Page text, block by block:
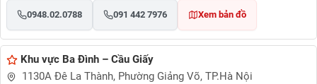
0948.02.0788 091 442 7976 Xem bản đồ
Khu vực Ba Đình – Cầu Giấy
1130A Đê La Thành, Phường Giảng Võ, TP.Hà Nội